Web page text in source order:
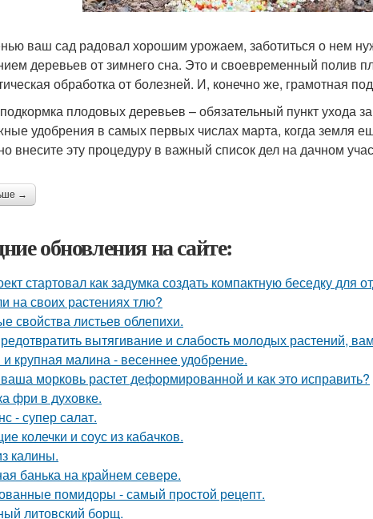
ваш сад радовал хорошим урожаем, заботиться о нем
деревьев от зимнего сна. Это и своевременный полив
обработка от болезней. И, конечно же, грамотная
плодовых деревьев – обязательный пункт ухода
удобрения в самых первых числах марта, когда земля
внесите эту процедуру в важный список дел на дачном
→
обновления на сайте:
стартовал как задумка создать компактную беседку для
на своих растениях тлю?
свойства листьев облепихи.
вытягивание и слабость молодых растений,
и крупная малина - весеннее удобрение.
морковь растет деформированной и как это исправить?
фри в духовке.
- супер салат.
колечки и соус из кабачков.
калины.
банька на крайнем севере.
помидоры - самый простой рецепт.
литовский борщ.